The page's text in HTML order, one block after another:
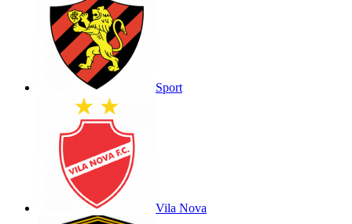
Sport
Vila Nova